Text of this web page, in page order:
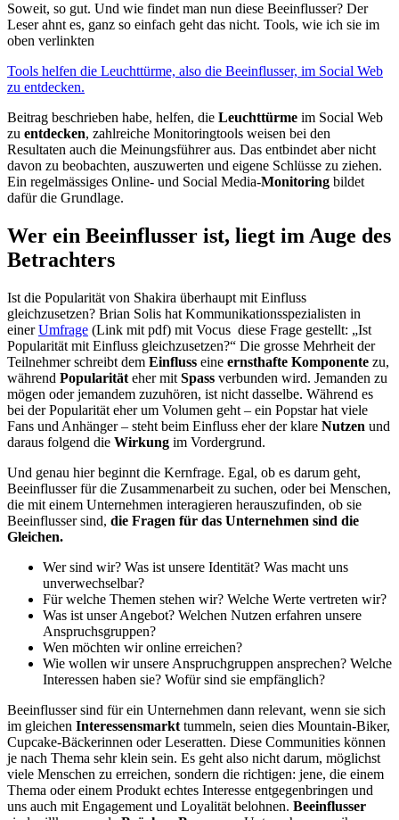
Soweit, so gut. Und wie findet man nun diese Beeinflusser? Der
Leser ahnt es, ganz so einfach geht das nicht. Tools, wie ich sie im
oben verlinkten
Tools helfen die Leuchttürme, also die Beeinflusser, im Social Web
zu entdecken.
Beitrag beschrieben habe, helfen, die Leuchttürme im Social Web
zu entdecken, zahlreiche Monitoringtools weisen bei den
Resultaten auch die Meinungsführer aus. Das entbindet aber nicht
davon zu beobachten, auszuwerten und eigene Schlüsse zu ziehen.
Ein regelmässiges Online- und Social Media-Monitoring bildet
dafür die Grundlage.
Wer ein Beeinflusser ist, liegt im Auge des
Betrachters
Ist die Popularität von Shakira überhaupt mit Einfluss
gleichzusetzen? Brian Solis hat Kommunikationsspezialisten in
einerUmfrage (Link mit pdf) mit Vocus diese Frage gestellt: „Ist
Popularität mit Einfluss gleichzusetzen?“ Die grosse Mehrheit der
Teilnehmer schreibt dem Einfluss eine ernsthafte Komponente zu,
während Popularität eher mit Spass verbunden wird. Jemanden zu
mögen oder jemandem zuzuhören, ist nicht dasselbe. Während es
bei der Popularität eher um Volumen geht – ein Popstar hat viele
Fans und Anhänger – steht beim Einfluss eher der klare Nutzen und
daraus folgend die Wirkung im Vordergrund.
Und genau hier beginnt die Kernfrage. Egal, ob es darum geht,
Beeinflusser für die Zusammenarbeit zu suchen, oder bei Menschen,
die mit einem Unternehmen interagieren herauszufinden, ob sie
Beeinflusser sind, die Fragen für das Unternehmen sind die
Gleichen.
Wer sind wir? Was ist unsere Identität? Was macht uns
unverwechselbar?
Für welche Themen stehen wir? Welche Werte vertreten wir?
Was ist unser Angebot? Welchen Nutzen erfahren unsere
Anspruchsgruppen?
Wen möchten wir online erreichen?
Wie wollen wir unsere Anspruchgruppen ansprechen? Welche
Interessen haben sie? Wofür sind sie empfänglich?
Beeinflusser sind für ein Unternehmen dann relevant, wenn sie sich
im gleichen Interessensmarkt tummeln, seien dies Mountain-Biker,
Cupcake-Bäckerinnen oder Leseratten. Diese Communities können
je nach Thema sehr klein sein. Es geht also nicht darum, möglichst
viele Menschen zu erreichen, sondern die richtigen: jene, die einem
Thema oder einem Produkt echtes Interesse entgegenbringen und
uns auch mit Engagement und Loyalität belohnen. Beeinflusser